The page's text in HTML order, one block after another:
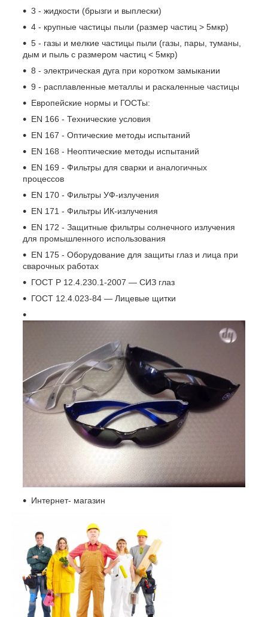
3 - жидкости (брызги и выплески)
4 - крупные частицы пыли (размер частиц > 5мкр)
5 - газы и мелкие частицы пыли (газы, пары, туманы,
дым и пыль с размером частиц < 5мкр)
8 - электрическая дуга при коротком замыкании
9 - расплавленные металлы и раскаленные частицы
Европейские нормы и ГОСТы:
EN 166 - Технические условия
EN 167 - Оптические методы испытаний
EN 168 - Неоптические методы испытаний
EN 169 - Фильтры для сварки и аналогичных
процессов
EN 170 - Фильтры УФ-излучения
EN 171 - Фильтры ИК-излучения
EN 172 - Защитные фильтры солнечного излучения
для промышленного использования
EN 175 - Оборудование для защиты глаз и лица при
сварочных работах
ГОСТ Р 12.4.230.1-2007 — СИЗ глаз
ГОСТ 12.4.023-84 — Лицевые щитки
Интернет- магазин